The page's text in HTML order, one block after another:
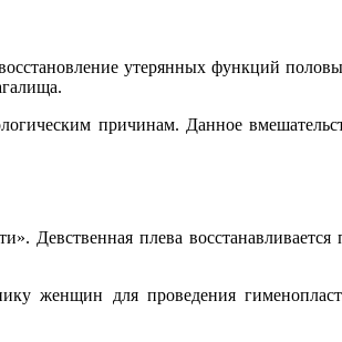
утерянных функций
причинам. Данное
Девственная плева
женщин для проведения